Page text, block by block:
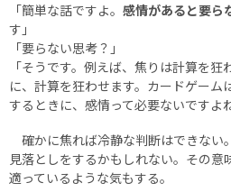
「簡単な話ですよ。 感情があると要ら
す」
「要らない思考？」
「そうです。例えば、焦りは計算を
に、計算を狂わせます。カードゲーム
するときに、感情って必要ないですよね
確かに焦れば冷静な判断はできない
見落としをするかもしれない。その意
適っているような気もする。